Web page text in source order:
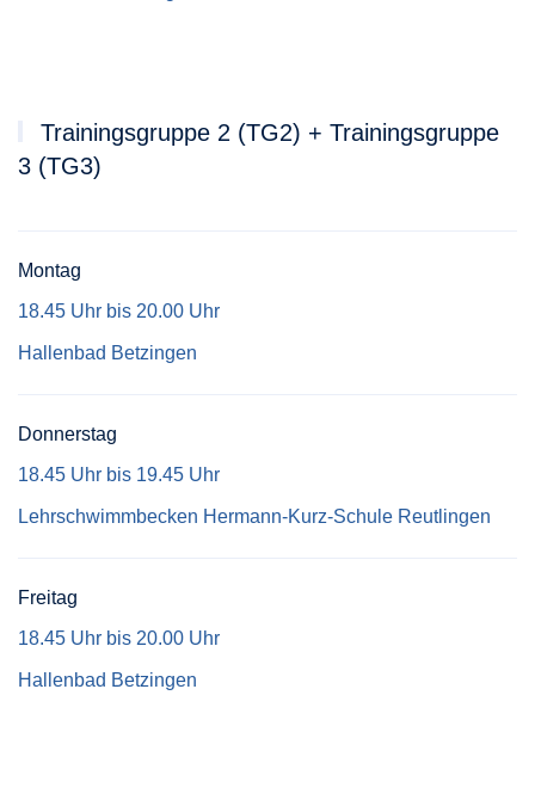
Trainingsgruppe 2 (TG2) + Trainingsgruppe
3 (TG3)
Montag
18.45 Uhr bis 20.00 Uhr
Hallenbad Betzingen
Donnerstag
18.45 Uhr bis 19.45 Uhr
Lehrschwimmbecken Hermann-Kurz-Schule Reutlingen
Freitag
18.45 Uhr bis 20.00 Uhr
Hallenbad Betzingen